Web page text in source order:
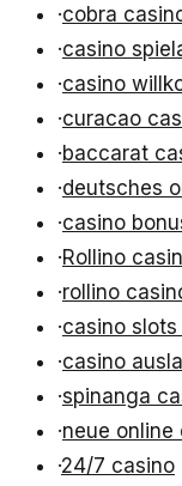
·cobra
·casino
·casino
·curacao
·baccarat
·deutsches
·casino
·Rollino
·rollino
·casino
·casino
·spinanga
·neue online
·24/7 casino